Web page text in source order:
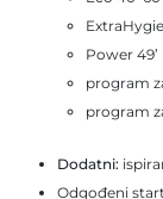
Power 49’
program
program
Dodatni:
Odgođeni